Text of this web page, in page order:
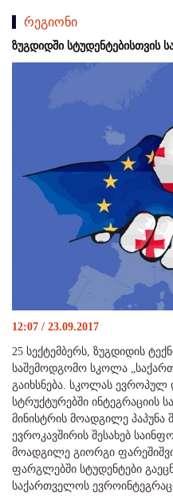
რეგიონი
ზუგდიდში სტუდენტებისთვის
12:07 / 23.09.2017
25 სექტემბერს, ზუგდიდის
საშემოდგომო სკოლა
გაიხსნება. სკოლას
სტრუქტურებში ინტეგრაციის
მინისტრის მოადგილე პაპუნა
ევროკავშირის შესახებ
მოადგილე გიორგი
ფარგლებში სტუდენტები
საქართველოს